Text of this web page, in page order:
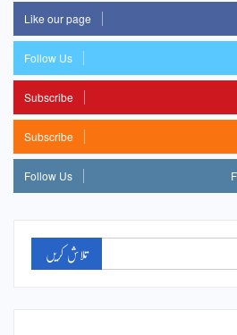
Like our page
Follow Us
Subscribe
Subscribe
Follow Us